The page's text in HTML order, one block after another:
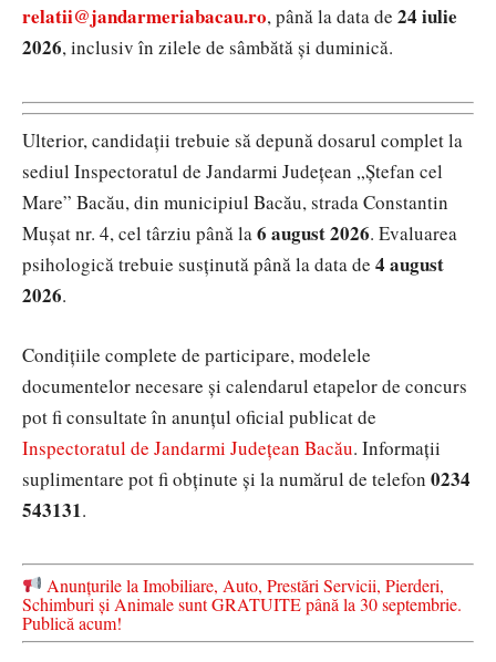
relatii@jandarmeriabacau.ro, până la data de 24 iulie
2026, inclusiv în zilele de sâmbătă și duminică.
Ulterior, candidații trebuie să depună dosarul complet la
sediul Inspectoratul de Jandarmi Județean „Ștefan cel
Mare” Bacău, din municipiul Bacău, strada Constantin
Mușat nr. 4, cel târziu până la6 august 2026. Evaluarea
psihologică trebuie susținută până la data de 4 august
2026.
Condițiile complete de participare, modelele
documentelor necesare și calendarul etapelor de concurs
pot fi consultate în anunțul oficial publicat de
Inspectoratul de Jandarmi Județean Bacău. Informații
suplimentare pot fi obținute și la numărul de telefon 0234
543131.
Anunțurile la Imobiliare, Auto, Prestări Servicii, Pierderi,
Schimburi și Animale sunt GRATUITE până la 30 septembrie.
Publică acum!